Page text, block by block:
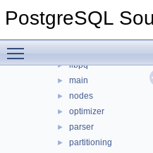
PostgreSQL
► foreign
► libpq
► main
► nodes
► optimizer
► parser
► partitioning